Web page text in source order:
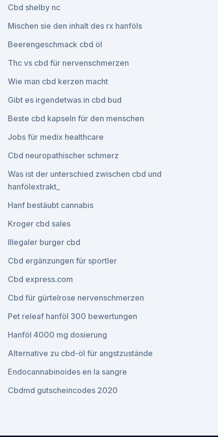
Cbd shelby nc
Mischen sie den inhalt des rx hanföls
Beerengeschmack cbd öl
Thc vs cbd für nervenschmerzen
Wie man cbd kerzen macht
Gibt es irgendetwas in cbd bud
Beste cbd kapseln für den menschen
Jobs für medix healthcare
Cbd neuropathischer schmerz
Was ist der unterschied zwischen cbd und
hanfölextrakt_
Hanf bestäubt cannabis
Kroger cbd sales
Illegaler burger cbd
Cbd ergänzungen für sportler
Cbd express.com
Cbd für gürtelrose nervenschmerzen
Pet releaf hanföl 300 bewertungen
Hanföl 4000 mg dosierung
Alternative zu cbd-öl für angstzustände
Endocannabinoides en la sangre
Cbdmd gutscheincodes 2020